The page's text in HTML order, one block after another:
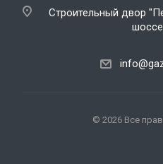
Строительный двор
© 2026 Все